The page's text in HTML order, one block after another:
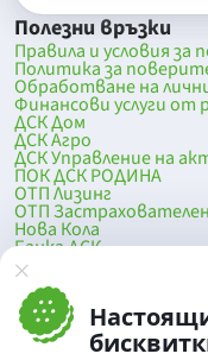
Полезни връзки
Правила и условия за
Политика за
Обработване на
Финансови услуги от
ДСК Дом
ДСК Агро
ДСК Управление на
ПОК ДСК РОДИНА
ОТП Лизинг
ОТП
Нова Кола
Банка ДСК
DSK Mobile
Оферти за продажба
Клонова мрежа и
До началото